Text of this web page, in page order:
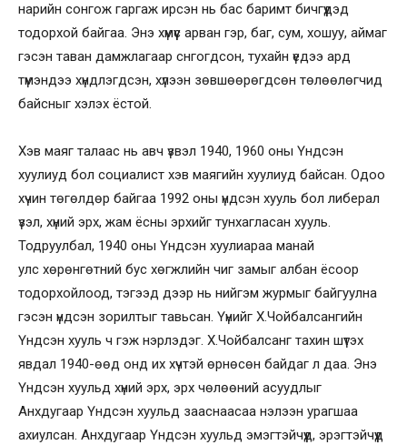
нарийн сонгож гаргаж ирсэн нь бас баримт бичгүүдэд
тодорхой байгаа. Энэ хүмүүс арван гэр, баг, сум, хошуу, аймаг
гэсэн таван дамжлагаар снгогдсон, тухайн үедээ ард
түмэндээ хүндлэгдсэн, хүлээн зөвшөөрөгдсөн төлөөлөгчид
байсныг хэлэх ёстой.
Хэв маяг талаас нь авч үзвэл 1940, 1960 оны Үндсэн
хуулиуд бол социалист хэв маягийн хуулиуд байсан. Одоо
хүчин төгөлдөр байгаа 1992 оны үндсэн хууль бол либерал
үзэл, хүний эрх, жам ёсны эрхийг тунхагласан хууль.
Тодруулбал, 1940 оны Үндсэн хуулиараа манай
улс хөрөнгөтний бус хөгжлийн чиг замыг албан ёсоор
тодорхойлоод, тэгээд дээр нь нийгэм журмыг байгуулна
гэсэн үндсэн зорилтыг тавьсан. Үүнийг Х.Чойбалсангийн
Үндсэн хууль ч гэж нэрлэдэг. Х.Чойбалсанг тахин шүтэх
явдал 1940-өөд онд их хүчтэй өрнөсөн байдаг л даа. Энэ
Үндсэн хуульд хүний эрх, эрх чөлөөний асуудлыг
Анхдугаар Үндсэн хуульд зааснаасаа нэлээн урагшаа
ахиулсан. Анхдугаар Үндсэн хуульд эмэгтэйчүүд, эрэгтэйчүүд